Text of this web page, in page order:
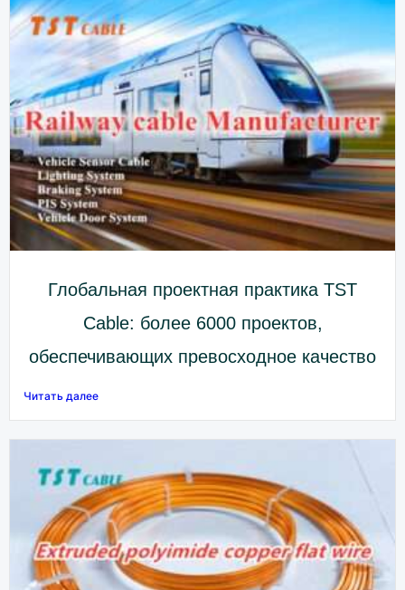
Глобальная проектная практика TST
Cable: более 6000 проектов,
обеспечивающих превосходное качество
Читать далее